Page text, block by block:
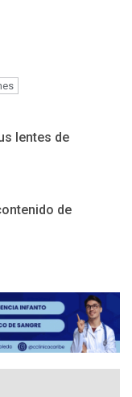
lentes de
de
para jueza
Afiuni